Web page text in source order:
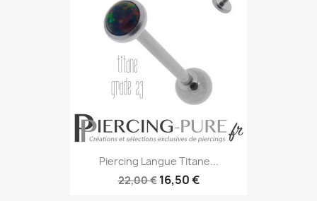
Piercing Langue Titane...
22,00 € 16,50 €